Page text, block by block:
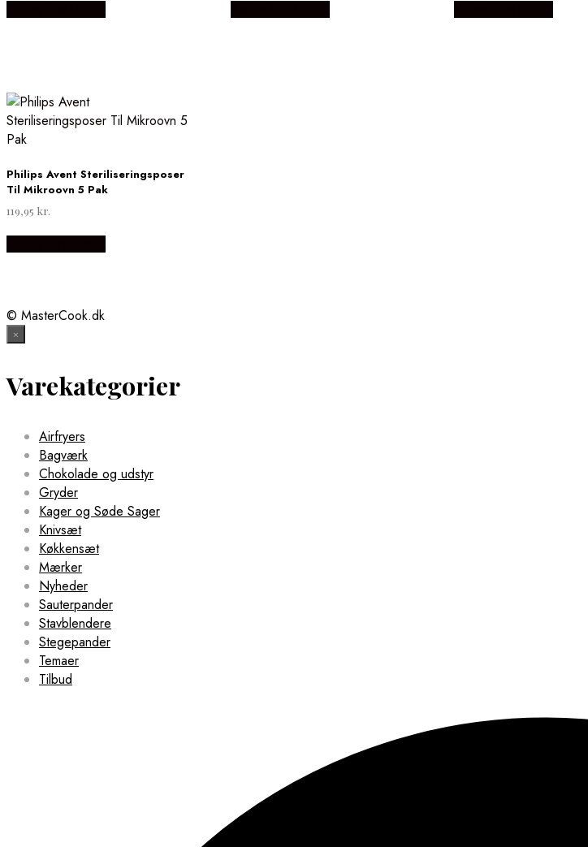
Philips Avent Steriliseringsposer
Til Mikroovn 5 Pak
119,95 kr.
© MasterCook.dk
×
Varekategorier
Airfryers
Bagværk
Chokolade og udstyr
Gryder
Kager og Søde Sager
Knivsæt
Køkkensæt
Mærker
Nyheder
Sauterpander
Stavblendere
Stegepander
Temaer
Tilbud